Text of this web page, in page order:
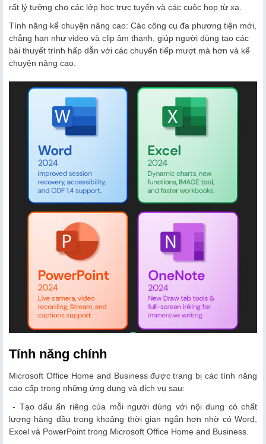
rất lý tưởng cho các lớp học trực tuyến và các cuộc họp từ xa.
Tính năng kể chuyện nâng cao: Các công cụ đa phương tiện mới,
chẳng hạn như video và clip âm thanh, giúp người dùng tạo các
bài thuyết trình hấp dẫn với các chuyển tiếp mượt mà hơn và kể
chuyện nâng cao.
Tính năng chính
Microsoft Office Home and Business được trang bị các tính năng
cao cấp trong những ứng dụng và dịch vụ sau:
- Tạo dấu ấn riêng của mỗi người dùng với nội dung có chất
lượng hàng đầu trong khoảng thời gian ngắn hơn nhờ có Word,
Excel và PowerPoint trong Microsoft Office Home and Business.